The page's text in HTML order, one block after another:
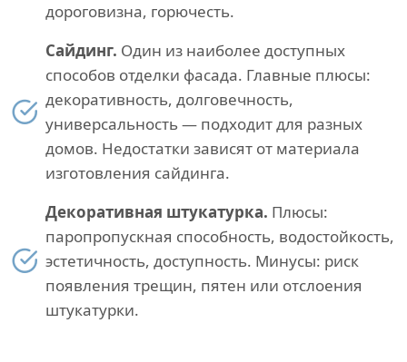
дороговизна, горючесть.
Сайдинг. Один из наиболее доступных
способов отделки фасада. Главные плюсы:
декоративность, долговечность,
универсальность — подходит для разных
домов. Недостатки зависят от материала
изготовления сайдинга.
Декоративная штукатурка. Плюсы:
паропропускная способность, водостойкость,
эстетичность, доступность. Минусы: риск
появления трещин, пятен или отслоения
штукатурки.